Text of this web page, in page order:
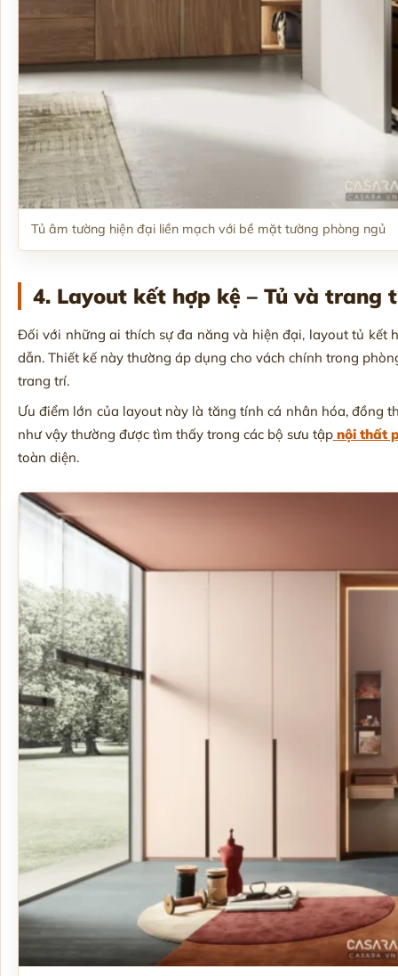
Tủ âm tường hiện đại liền mạch với bề mặt tường phòng ngủ
4. Layout kết hợp kệ – Tủ và
Đối với những ai thích sự đa năng và hiện đại, layout tủ kết
dẫn. Thiết kế này thường áp dụng cho vách chính trong
trang trí.
Ưu điểm lớn của layout này là tăng tính cá nhân hóa, đồng
như vậy thường được tìm thấy trong các bộ sưu tập nội thất
toàn diện.